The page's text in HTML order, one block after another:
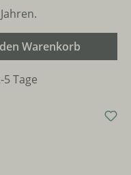
gewünschten
Warenkorb
Tage